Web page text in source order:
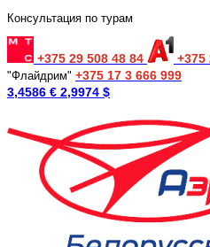
Консультация по турам
+375 29 508 48 84 +375
"Флайдрим" +375 17 3 666 999
3,4586 € 2,9974 $